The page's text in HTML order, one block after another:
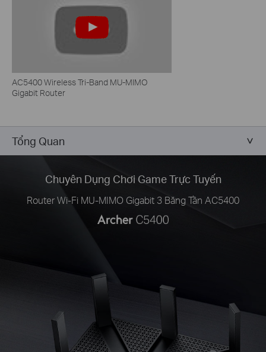
AC5400 Wireless Tri-Band MU-MIMO
Gigabit Router
Tổng Quan
Chuyên Dụng Chơi Game Trực Tuyến
Router Wi-Fi MU-MIMO Gigabit 3 Băng Tần AC5400